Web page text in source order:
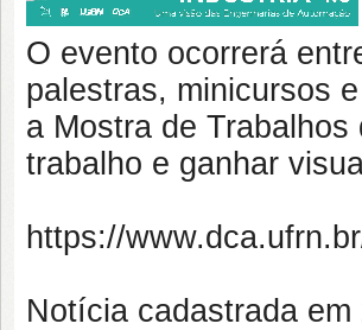
O evento ocorrerá
palestras, minicursos
a Mostra de
trabalho e ganhar
https://
Notícia cadastrada